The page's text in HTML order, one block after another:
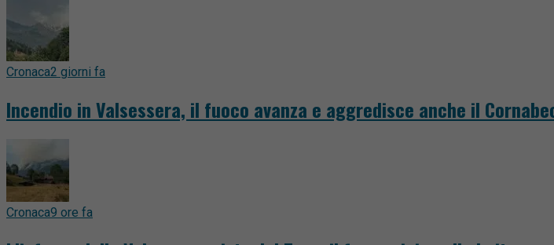
Cronaca2 giorni fa
Incendio in Valsessera, il fuoco avanza e aggredisce anche il
Cronaca9 ore fa